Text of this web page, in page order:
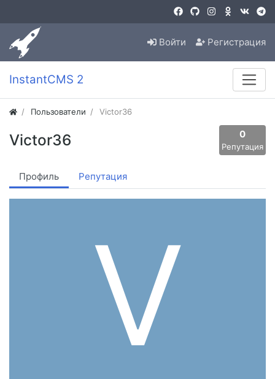
Войти Регистрация
InstantCMS 2
Пользователи Victor36
Victor36 0
Репутация
Профиль Репутация
V